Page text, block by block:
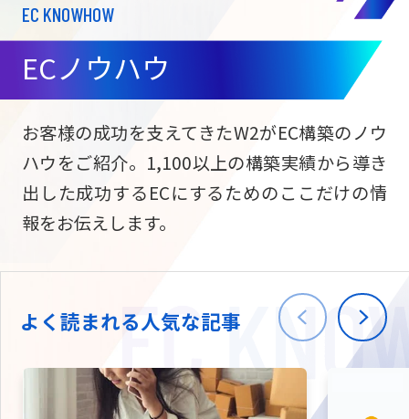
ECサイト構築
サブスク/定期通販
ECサイト構築
海外進出・現地
W2
導入事例
USEFUL
お役立ち情報
NEWS
ニュース
会社情報
TW
EC KNOWHOW
ECノウハウ
お客様の成功を支えてきたW2がEC構築のノウ
ハウをご紹介。1,100以上の構築実績から導き
出した成功するECにするためのここだけの情
報をお伝えします。
よく読まれる人気な記事